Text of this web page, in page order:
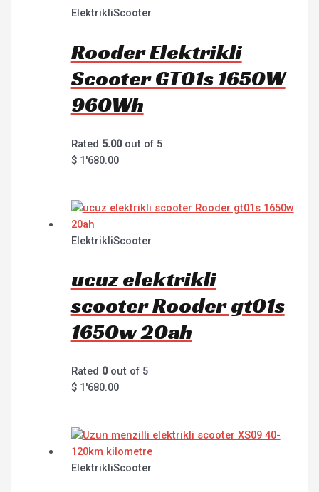
ElektrikliScooter
Rooder Elektrikli
Scooter GT01s 1650W
960Wh
Rated 5.00out of 5
$1'680.00
ElektrikliScooter
ucuz elektrikli
scooter Rooder gt01s
1650w 20ah
Rated 0out of 5
$1'680.00
ElektrikliScooter